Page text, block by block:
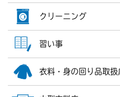
クリーニング
習い事
衣料・身の回り品取扱